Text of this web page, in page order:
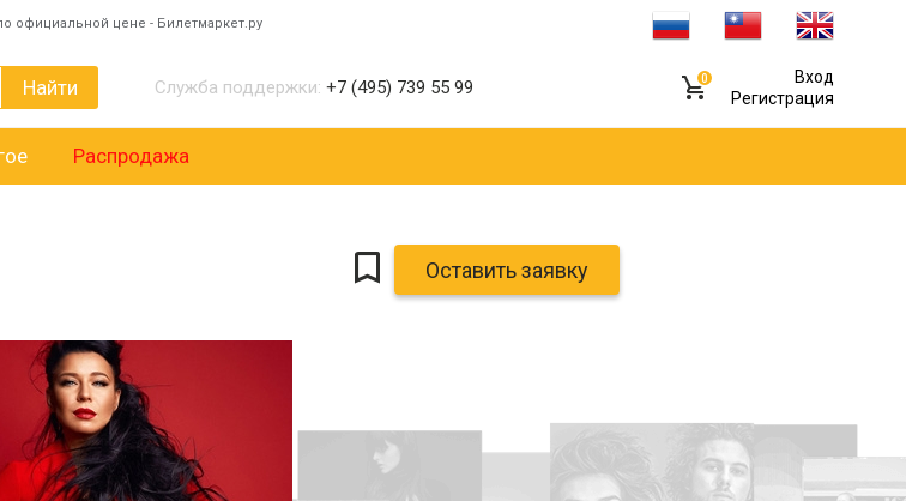
официальной цене - Билетмаркет.ру
Найти Служба поддержки: +7 (495) 739 55 99 0
Вход
Регистрация
Распродажа
Оставить заявку